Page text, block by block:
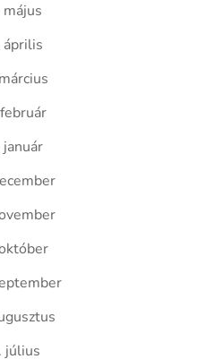
július